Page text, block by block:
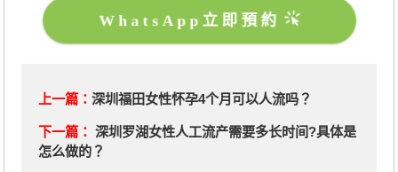
WhatsApp立即預約
上一篇： 深圳福田女性怀孕4个月可以人流吗？
下一篇： 深圳罗湖女性人工流产需要多长时间?具体是
怎么做的？